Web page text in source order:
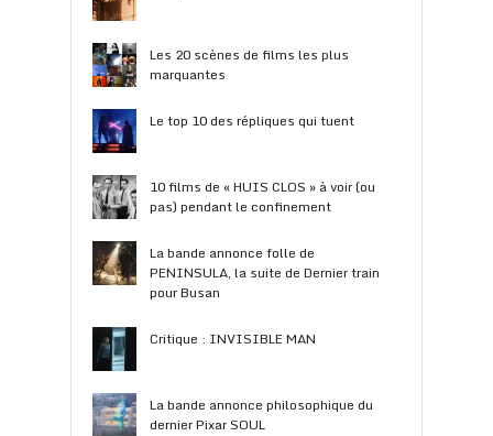
Les 20 scènes de films les plus
marquantes
Le top 10 des répliques qui tuent
10 films de « HUIS CLOS » à voir (ou
pas) pendant le confinement
La bande annonce folle de
PENINSULA, la suite de Dernier train
pour Busan
Critique : INVISIBLE MAN
La bande annonce philosophique du
dernier Pixar SOUL